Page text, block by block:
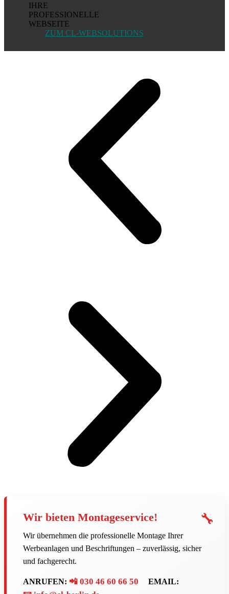
IHRE
PROFESSIONELLE
WEBSEITE
ZUM CL-WEBSOLUTIONS
🔧
Wir bieten Montageservice!
Wir übernehmen die professionelle Montage Ihrer
Werbeanlagen und Beschriftungen – zuverlässig, sicher
und fachgerecht.
ANRUFEN: 📲 030 46 60 66 50 EMAIL: